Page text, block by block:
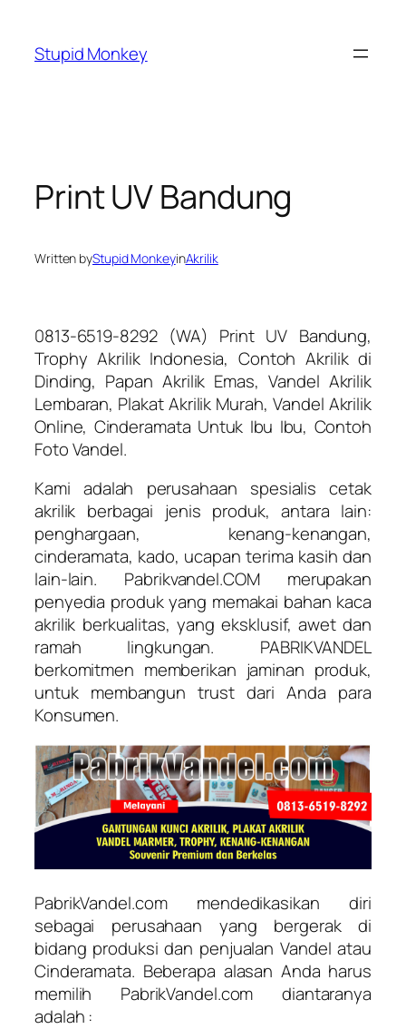
content
Stupid Monkey
Print UV Bandung
Written byStupid MonkeyinAkrilik
0813-6519-8292 (WA) Print UV Bandung,
Trophy Akrilik Indonesia, Contoh Akrilik di
Dinding, Papan Akrilik Emas, Vandel Akrilik
Lembaran, Plakat Akrilik Murah, Vandel Akrilik
Online, Cinderamata Untuk Ibu Ibu, Contoh
Foto Vandel.
Kami adalah perusahaan spesialis cetak
akrilik berbagai jenis produk, antara lain:
penghargaan, kenang-kenangan,
cinderamata, kado, ucapan terima kasih dan
lain-lain. Pabrikvandel.COM merupakan
penyedia produk yang memakai bahan kaca
akrilik berkualitas, yang eksklusif, awet dan
ramah lingkungan. PABRIKVANDEL
berkomitmen memberikan jaminan produk,
untuk membangun trust dari Anda para
Konsumen.
PabrikVandel.com mendedikasikan diri
sebagai perusahaan yang bergerak di
bidang produksi dan penjualan Vandel atau
Cinderamata. Beberapa alasan Anda harus
memilih PabrikVandel.com diantaranya
adalah :